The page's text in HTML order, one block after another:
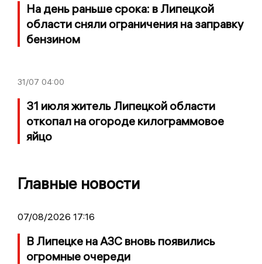
На день раньше срока: в Липецкой
области сняли ограничения на заправку
бензином
31/07 04:00
31 июля житель Липецкой области
откопал на огороде килограммовое
яйцо
Главные новости
07/08/2026 17:16
В Липецке на АЗС вновь появились
огромные очереди